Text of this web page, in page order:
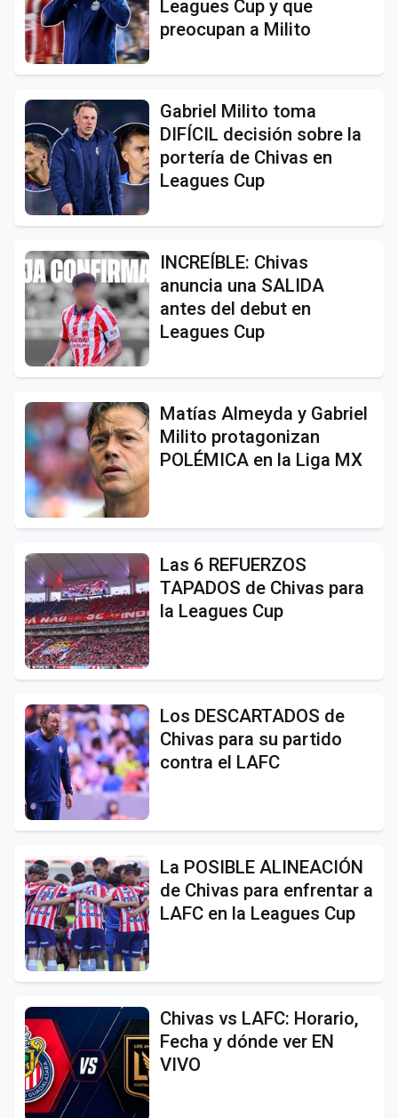
Leagues Cup y que
preocupan a Milito
Gabriel Milito toma
DIFÍCIL decisión sobre la
portería de Chivas en
Leagues Cup
INCREÍBLE: Chivas
anuncia una SALIDA
antes del debut en
Leagues Cup
Matías Almeyda y Gabriel
Milito protagonizan
POLÉMICA en la Liga MX
Las 6 REFUERZOS
TAPADOS de Chivas para
la Leagues Cup
Los DESCARTADOS de
Chivas para su partido
contra el LAFC
La POSIBLE ALINEACIÓN
de Chivas para enfrentar a
LAFC en la Leagues Cup
Chivas vs LAFC: Horario,
Fecha y dónde ver EN
VIVO